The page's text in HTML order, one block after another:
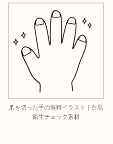
爪を切った手の無料イラスト｜白黒
衛生チェック素材